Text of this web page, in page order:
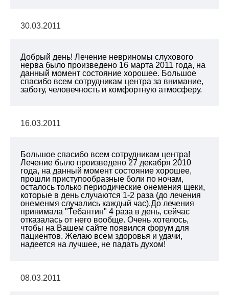
30.03.2011
Добрый день! Лечение невриномы слухового
нерва было произведено 16 марта 2011 года, на
данный момент состояние хорошее. Большое
спасибо всем сотрудникам центра за внимание,
заботу, человечность и комфортную атмосферу.
16.03.2011
Большое спасибо всем сотрудникам центра!
Лечение было произведено 27 декабря 2010
года, на данный момент состояние хорошее,
прошли приступообразные боли по ночам,
осталось только периодические онемения щеки,
которые в день случаются 1-2 раза (до лечения
онеменмя случались каждый час).До лечения
принимала "Тебантин" 4 раза в день, сейчас
отказалась от него вообще. Очень хотелось,
чтобы на Вашем сайте появился форум для
пациентов. Желаю всем здоровья и удачи,
надеется на лучшее, не падать духом!
08.03.2011